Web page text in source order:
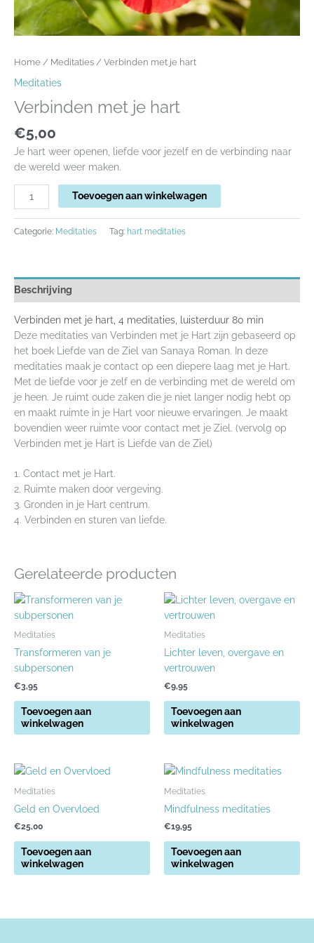
Home / Meditaties / Verbinden met je hart
Meditaties
Verbinden met je hart
€5,00
Je hart weer openen, liefde voor jezelf en de verbinding naar
de wereld weer maken.
Toevoegen aan winkelwagen
Categorie: Meditaties Tag: hart meditaties
Beschrijving
Verbinden met je hart, 4 meditaties, luisterduur 80 min
Deze meditaties van Verbinden met je Hart zijn gebaseerd op
het boek Liefde van de Ziel van Sanaya Roman. In deze
meditaties maak je contact op een diepere laag met je Hart.
Met de liefde voor je zelf en de verbinding met de wereld om
je heen. Je ruimt oude zaken die je niet langer nodig hebt op
en maakt ruimte in je Hart voor nieuwe ervaringen. Je maakt
bovendien weer ruimte voor contact met je Ziel. (vervolg op
Verbinden met je Hart is Liefde van de Ziel)
1. Contact met je Hart.
2. Ruimte maken door vergeving.
3. Gronden in je Hart centrum.
4. Verbinden en sturen van liefde.
Gerelateerde producten
Meditaties
Transformeren van je
subpersonen
€3,95
Toevoegen aan
winkelwagen
Meditaties
Lichter leven, overgave en
vertrouwen
€9,95
Toevoegen aan
winkelwagen
Meditaties
Geld en Overvloed
€25,00
Toevoegen aan
winkelwagen
Meditaties
Mindfulness meditaties
€19,95
Toevoegen aan
winkelwagen